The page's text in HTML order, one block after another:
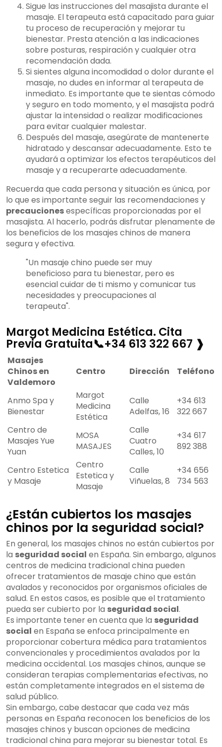
Sigue las instrucciones del masajista durante el
masaje. El terapeuta está capacitado para guiar
tu proceso de recuperación y mejorar tu
bienestar. Presta atención a las indicaciones
sobre posturas, respiración y cualquier otra
recomendación dada.
Si sientes alguna incomodidad o dolor durante el
masaje, no dudes en informar al terapeuta de
inmediato. Es importante que te sientas cómodo
y seguro en todo momento, y el masajista podrá
ajustar la intensidad o realizar modificaciones
para evitar cualquier malestar.
Después del masaje, asegúrate de mantenerte
hidratado y descansar adecuadamente. Esto te
ayudará a optimizar los efectos terapéuticos del
masaje y a recuperarte adecuadamente.
Recuerda que cada persona y situación es única, por
lo que es importante seguir las recomendaciones y
precaucionesespecíficas proporcionadas por el
masajista. Al hacerlo, podrás disfrutar plenamente de
los beneficios de los masajes chinos de manera
segura y efectiva.
"Un masaje chino puede ser muy
beneficioso para tu bienestar, pero es
esencial cuidar de ti mismo y comunicar tus
necesidades y preocupaciones al
terapeuta".
Margot Medicina Estética. Cita
Previa Gratuita📞+34 613 322 667 ❱
Masajes
Chinos en
Valdemoro
Centro Dirección Teléfono
Anmo Spa y
Bienestar
Margot
Medicina
Estética
Calle
Adelfas, 16
+34 613
322 667
Centro de
Masajes Yue
Yuan
MOSA
MASAJES
Calle
Cuatro
Calles, 10
+34 617
892 388
Centro Estetica
y Masaje
Centro
Estetica y
Masaje
Calle
Viñuelas, 8
+34 656
734 563
¿Están cubiertos los masajes
chinos por la seguridad social?
En general, los masajes chinos no están cubiertos por
la seguridad social en España. Sin embargo, algunos
centros de medicina tradicional china pueden
ofrecer tratamientos de masaje chino que están
avalados y reconocidos por organismos oficiales de
salud. En estos casos, es posible que el tratamiento
pueda ser cubierto por la seguridad social.
Es importante tener en cuenta que la seguridad
social en España se enfoca principalmente en
proporcionar cobertura médica para tratamientos
convencionales y procedimientos avalados por la
medicina occidental. Los masajes chinos, aunque se
consideran terapias complementarias efectivas, no
están completamente integrados en el sistema de
salud público.
Sin embargo, cabe destacar que cada vez más
personas en España reconocen los beneficios de los
masajes chinos y buscan opciones de medicina
tradicional china para mejorar su bienestar total. Es